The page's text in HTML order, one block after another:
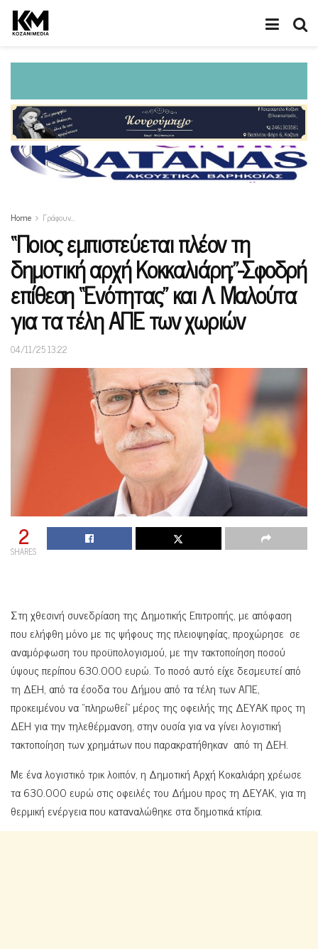
Home Γράφουν…
“Ποιος εμπιστεύεται πλέον τη
δημοτική αρχή Κοκκαλιάρη;”-Σφοδρή
επίθεση “Ενότητας” και Λ. Μαλούτα
για τα τέλη ΑΠΕ των χωριών
04/11/25 13:22
2
SHARES
Στη χθεσινή συνεδρίαση της Δημοτικής Επιτροπής, με απόφαση
που ελήφθη μόνο με τις ψήφους της πλειοψηφίας, προχώρησε σε
αναμόρφωση του προϋπολογισμού, με την τακτοποίηση ποσού
ύψους περίπου 630.000 ευρώ. Το ποσό αυτό είχε δεσμευτεί από
τη ΔΕΗ, από τα έσοδα του Δήμου από τα τέλη των ΑΠΕ,
προκειμένου να “πληρωθεί” μέρος της οφειλής της ΔΕΥΑΚ προς τη
ΔΕΗ για την τηλεθέρμανση, στην ουσία για να γίνει λογιστική
τακτοποίηση των χρημάτων που παρακρατήθηκαν από τη ΔΕΗ.
Με ένα λογιστικό τρικ λοιπόν, η Δημοτική Αρχή Κοκαλιάρη χρέωσε
τα 630.000 ευρώ στις οφειλές του Δήμου προς τη ΔΕΥΑΚ, για τη
θερμική ενέργεια που καταναλώθηκε στα δημοτικά κτίρια.